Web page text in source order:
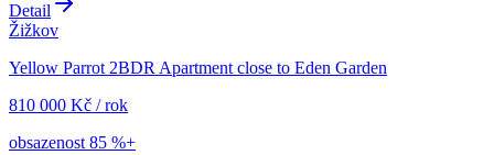
Detail
Žižkov
Yellow Parrot 2BDR Apartment close to Eden Garden
810 000 Kč / rok
obsazenost 85 %+